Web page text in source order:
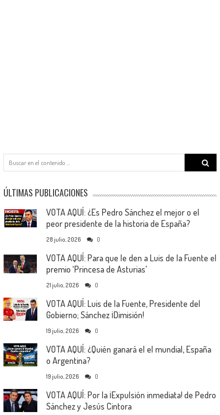
Search
for:
ÚLTIMAS PUBLICACIONES
VOTA AQUÍ: ¿Es Pedro Sánchez el mejor o el
peor presidente de la historia de España?
28 julio, 2026 0
VOTA AQUÍ: Para que le den a Luis de la Fuente el
premio ‘Princesa de Asturias’
21 julio, 2026 0
VOTA AQUÍ: Luis de la Fuente, Presidente del
Gobierno; Sánchez ¡Dimisión!
19 julio, 2026 0
VOTA AQUÍ: ¿Quién ganará el el mundial, España
o Argentina?
19 julio, 2026 0
VOTA AQUÍ: Por la ¡Expulsión inmediata! de Pedro
Sánchez y Jesús Cintora